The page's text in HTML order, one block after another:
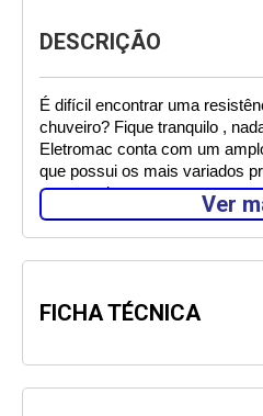
DESCRIÇÃO
É difícil encontrar uma
chuveiro? Fique tranquilo ,
Eletromac conta com um
que possui os mais variados
com seu lar.
multitemperaturas 220v.
Essa resistência possui uma
Ver
FICHA TÉCNICA